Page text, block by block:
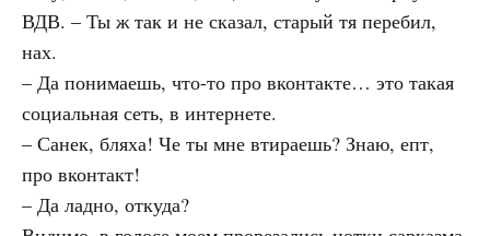
ВДВ. – Ты ж так и не сказал, старый тя перебил,
нах.
– Да понимаешь, что-то про вконтакте… это такая
социальная сеть, в интернете.
– Санек, бляха! Че ты мне втираешь? Знаю, епт,
про вконтакт!
– Да ладно, откуда?